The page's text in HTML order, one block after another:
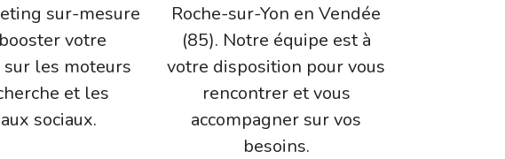
sur-mesure
votre
les moteurs
et les
sociaux.
Roche-sur-Yon en Vendée
(85). Notre équipe est à
votre disposition pour vous
rencontrer et vous
accompagner sur vos
besoins.